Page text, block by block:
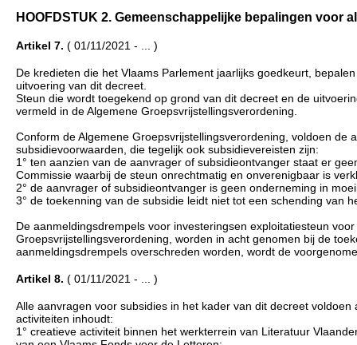
HOOFDSTUK 2. Gemeenschappelijke bepalingen voor
Artikel 7. ( 01/11/2021 - ... )
De kredieten die het Vlaams Parlement jaarlijks goedkeurt,
uitvoering van dit decreet.
Steun die wordt toegekend op grond van dit decreet en de
vermeld in de Algemene Groepsvrijstellingsverordening.
Conform de Algemene Groepsvrijstellingsverordening, voldoen
subsidievoorwaarden, die tegelijk ook subsidievereisten zijn:
1° ten aanzien van de aanvrager of subsidieontvanger staat er
Commissie waarbij de steun onrechtmatig en onverenigbaar is
2° de aanvrager of subsidieontvanger is geen onderneming in
3° de toekenning van de subsidie leidt niet tot een schending van
De aanmeldingsdrempels voor investeringsen exploitatiesteun
Groepsvrijstellingsverordening, worden in acht genomen bij de
aanmeldingsdrempels overschreden worden, wordt de
Artikel 8. ( 01/11/2021 - ... )
Alle aanvragen voor subsidies in het kader van dit decreet
activiteiten inhoudt:
1° creatieve activiteit binnen het werkterrein van Literatuur